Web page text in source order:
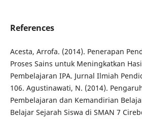
References
Acesta, Arrofa. (2014). Penerapan
Proses Sains untuk Meningkatkan
Pembelajaran IPA. Jurnal Ilmiah
106. Agustinawati, N. (2014).
Pembelajaran dan Kemandirian
Belajar Sejarah Siswa di SMAN 7